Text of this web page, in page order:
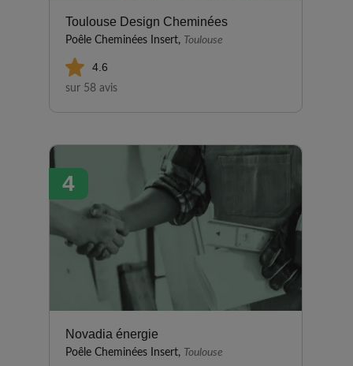
Toulouse Design Cheminées
Poêle Cheminées Insert, Toulouse
4.6
sur 58 avis
4
Novadia énergie
Poêle Cheminées Insert, Toulouse